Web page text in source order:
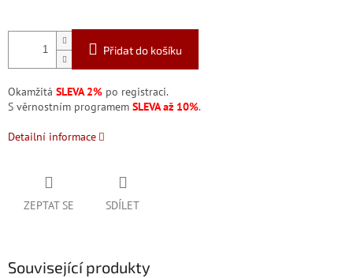
Přidat do košíku
Okamžitá SLEVA 2% po registraci.
S věrnostním programem SLEVA až 10%.
Detailní informace
ZEPTAT SE SDÍLET
Související produkty